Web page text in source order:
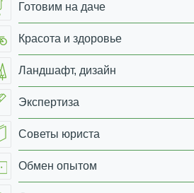
Готовим на даче
Красота и здоровье
Ландшафт, дизайн
Экспертиза
Советы юриста
Обмен опытом